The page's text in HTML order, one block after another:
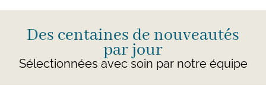
Des centaines de nouveautés
par jour
Sélectionnées avec soin par notre équipe